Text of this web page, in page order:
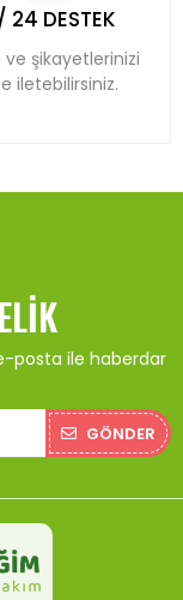
24 DESTEK
ve şikayetlerinizi
iletebilirsiniz.
posta ile haberdar
GÖNDER